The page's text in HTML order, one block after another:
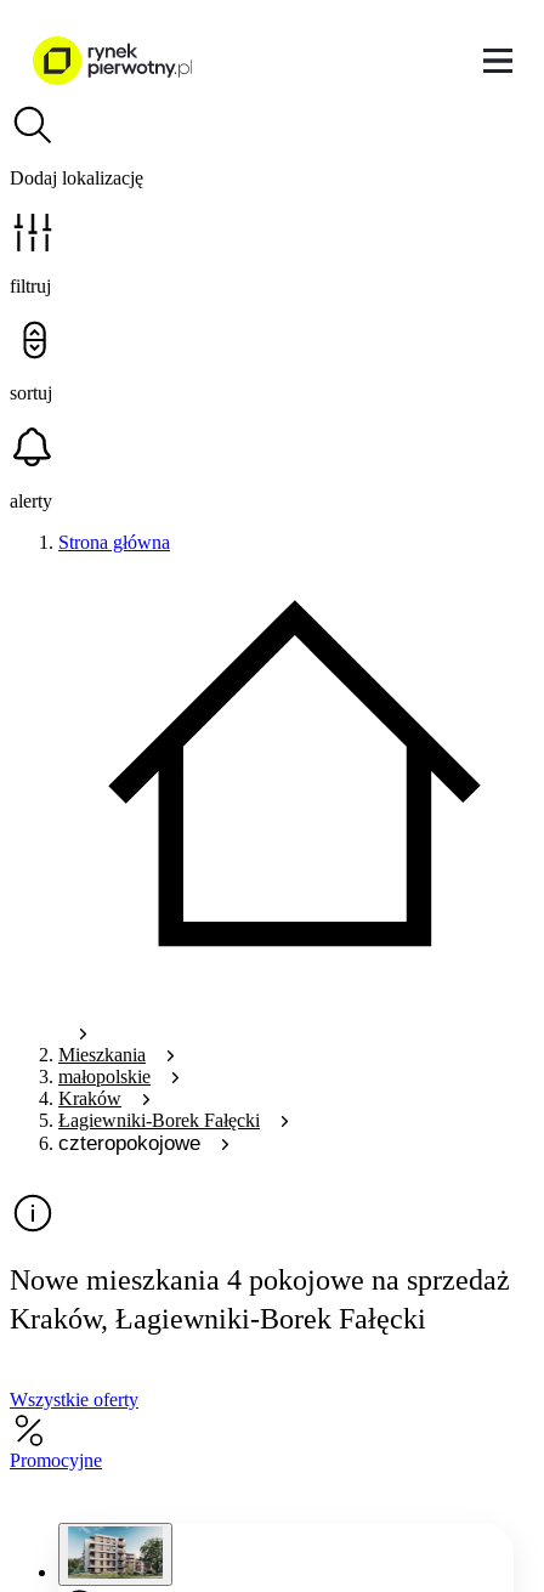
Dodaj lokalizację
filtruj
sortuj
alerty
Strona główna
Mieszkania
małopolskie
Kraków
Łagiewniki-Borek Fałęcki
czteropokojowe
Nowe mieszkania 4 pokojowe na sprzedaż
Kraków, Łagiewniki-Borek Fałęcki
Wszystkie oferty
Promocyjne